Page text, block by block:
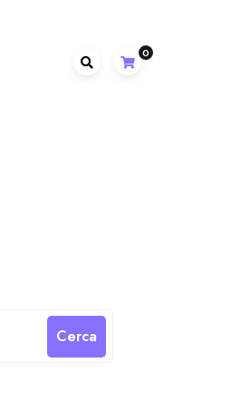
0
Cerca